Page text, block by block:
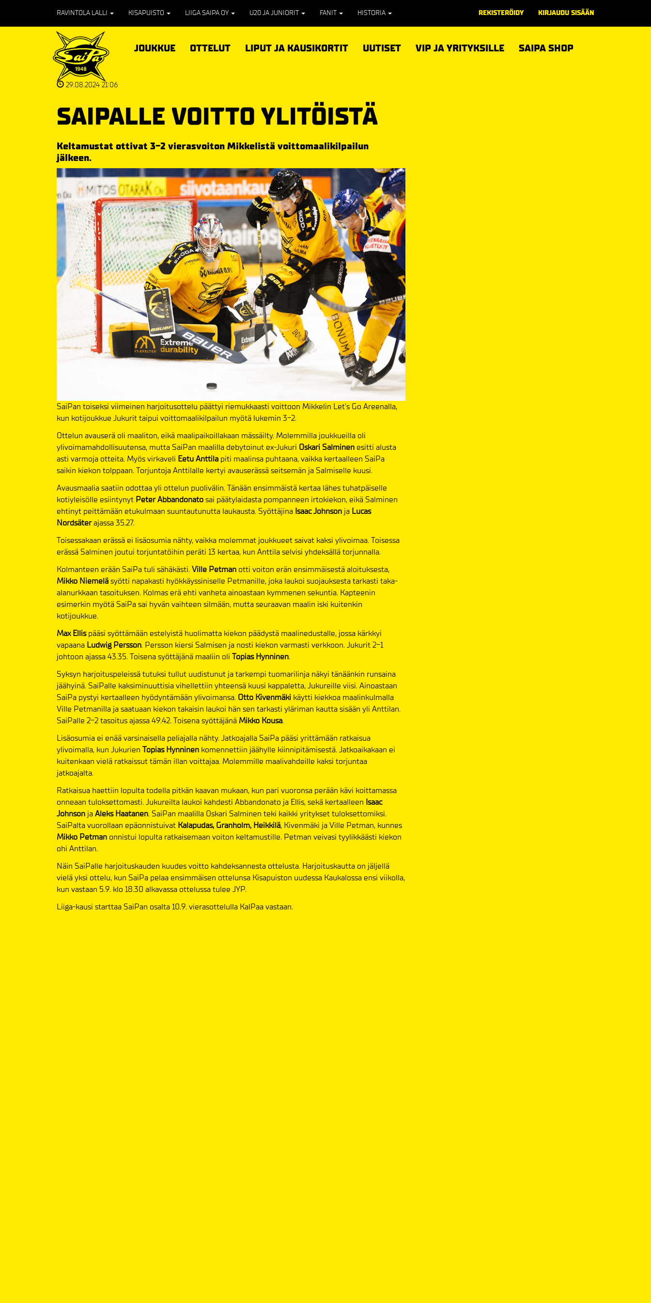
RAVINTOLA LALLI KISAPUISTO LIIGA SAIPA OY U20 JA JUNIORIT FANIT HISTORIA REKISTERÖIDY KIRJAUDU SISÄÄN
JOUKKUE OTTELUT LIPUT JA KAUSIKORTIT UUTISET VIP JA YRITYKSILLE SAIPA SHOP
29.08.2024 21:06
SAIPALLE VOITTO YLITÖISTÄ
Keltamustat ottivat 3-2 vierasvoiton Mikkelistä voittomaalikilpailun
jälkeen.
SaiPan toiseksi viimeinen harjoitusottelu päättyi riemukkaasti voittoon Mikkelin Let's Go Areenalla,
kun kotijoukkue Jukurit taipui voittomaalikilpailun myötä lukemin 3-2.
Ottelun avauserä oli maaliton, eikä maalipaikoillakaan mässäilty. Molemmilla joukkueilla oli
ylivoimamahdollisuutensa, mutta SaiPan maalilla debytoinut ex-Jukuri Oskari Salminen esitti alusta
asti varmoja otteita. Myös virkaveli Eetu Anttila piti maalinsa puhtaana, vaikka kertaalleen SaiPa
saikin kiekon tolppaan. Torjuntoja Anttilalle kertyi avauserässä seitsemän ja Salmiselle kuusi.
Avausmaalia saatiin odottaa yli ottelun puolivälin. Tänään ensimmäistä kertaa lähes tuhatpäiselle
kotiyleisölle esiintynyt Peter Abbandonatosai päätylaidasta pompanneen irtokiekon, eikä Salminen
ehtinyt peittämään etukulmaan suuntautunutta laukausta. Syöttäjina Isaac Johnson ja Lucas
Nordsäterajassa 35.27.
Toisessakaan erässä ei lisäosumia nähty, vaikka molemmat joukkueet saivat kaksi ylivoimaa. Toisessa
erässä Salminen joutui torjuntatöihin peräti 13 kertaa, kun Anttila selvisi yhdeksällä torjunnalla.
Kolmanteen erään SaiPa tuli sähäkästi. Ville Petman otti voiton erän ensimmäisestä aloituksesta,
Mikko Niemeläsyötti napakasti hyökkäyssiniselle Petmanille, joka laukoi suojauksesta tarkasti taka-
alanurkkaan tasoituksen. Kolmas erä ehti vanheta ainoastaan kymmenen sekuntia. Kapteenin
esimerkin myötä SaiPa sai hyvän vaihteen silmään, mutta seuraavan maalin iski kuitenkin
kotijoukkue.
Max Ellispääsi syöttämään estelyistä huolimatta kiekon päädystä maalinedustalle, jossa kärkkyi
vapaana Ludwig Persson. Persson kiersi Salmisen ja nosti kiekon varmasti verkkoon. Jukurit 2-1
johtoon ajassa 43.35. Toisena syöttäjänä maaliin oli Topias Hynninen.
Syksyn harjoituspeleissä tutuksi tullut uudistunut ja tarkempi tuomarilinja näkyi tänäänkin runsaina
jäähyinä. SaiPalle kaksiminuuttisia vihellettiin yhteensä kuusi kappaletta, Jukureille viisi. Ainoastaan
SaiPa pystyi kertaalleen hyödyntämään ylivoimansa. Otto Kivenmäki käytti kiekkoa maalinkulmalla
Ville Petmanilla ja saatuaan kiekon takaisin laukoi hän sen tarkasti yläriman kautta sisään yli Anttilan.
SaiPalle 2-2 tasoitus ajassa 49.42. Toisena syöttäjänä Mikko Kousa.
Lisäosumia ei enää varsinaisella peliajalla nähty. Jatkoajalla SaiPa pääsi yrittämään ratkaisua
ylivoimalla, kun Jukurien Topias Hynninen komennettiin jäähylle kiinnipitämisestä. Jatkoaikakaan ei
kuitenkaan vielä ratkaissut tämän illan voittajaa. Molemmille maalivahdeille kaksi torjuntaa
jatkoajalta.
Ratkaisua haettiin lopulta todella pitkän kaavan mukaan, kun pari vuoronsa perään kävi koittamassa
onneaan tuloksettomasti. Jukureilta laukoi kahdesti Abbandonato ja Ellis, sekä kertaalleen Isaac
Johnson jaAleks Haatanen. SaiPan maalilla Oskari Salminen teki kaikki yritykset tuloksettomiksi.
SaiPalta vuorollaan epäonnistuivat Kalapudas, Granholm, Heikkilä, Kivenmäki ja Ville Petman, kunnes
Mikko Petman onnistui lopulta ratkaisemaan voiton keltamustille. Petman veivasi tyylikkäästi kiekon
ohi Anttilan.
Näin SaiPalle harjoituskauden kuudes voitto kahdeksannesta ottelusta. Harjoituskautta on jäljellä
vielä yksi ottelu, kun SaiPa pelaa ensimmäisen ottelunsa Kisapuiston uudessa Kaukalossa ensi viikolla,
kun vastaan 5.9. klo 18.30 alkavassa ottelussa tulee JYP.
Liiga-kausi starttaa SaiPan osalta 10.9. vierasottelulla KalPaa vastaan.